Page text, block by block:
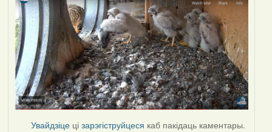
Увайдзіце цізарэгіструйцеся каб пакідаць каментары.